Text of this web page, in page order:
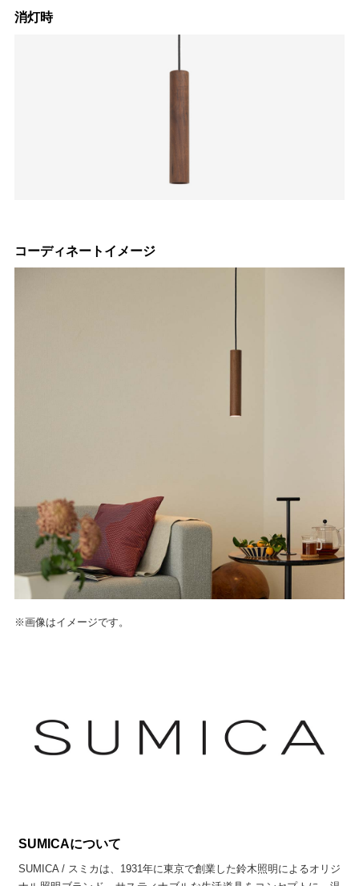
消灯時
コーディネートイメージ
※画像はイメージです。
SUMICAについて
SUMICA / スミカは、1931年に東京で創業した鈴木照明によるオリジ